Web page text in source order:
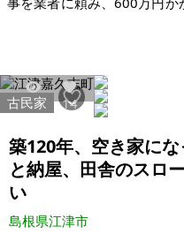
農業資格が無くても、農家
や山林、蔵があり田舎のス
いえ、高速道路のインター
分で行けます。 屋根が今年の
16228 14
古民家
築120年、空き家に
と納屋、田舎のスロ
い
島根県江津市